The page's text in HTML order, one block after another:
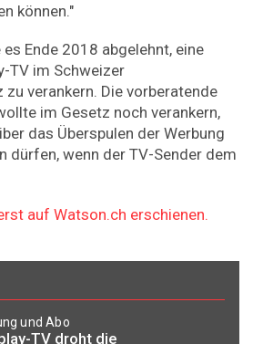
können."
Ende 2018 abgelehnt, eine
TV im Schweizer
verankern. Die vorberatende
im Gesetz noch verankern,
das Überspulen der Werbung
dürfen, wenn der TV-Sender dem
auf Watson.ch erschienen.
und Abo
TV droht die